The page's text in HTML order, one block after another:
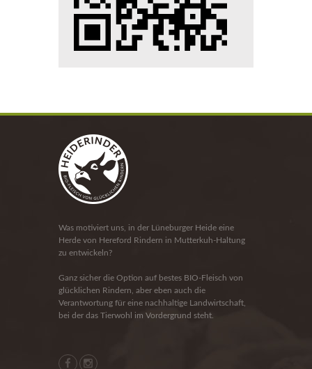
Was motiviert uns, in der Lüneburger Heide eine
Herde von Hereford Rindern in Mutterkuh-Haltung
zu entwickeln?
Ganz sicher die Option auf bestes BIO-Fleisch von
glücklichen Rindern, aber eben auch die
Verantwortung für eine nachhaltige Landwirtschaft,
bei der das Tierwohl im Vordergrund steht.